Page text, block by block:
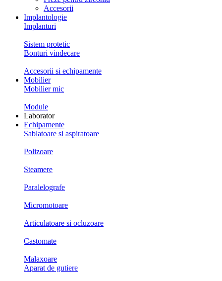
Accesorii
Implantologie
Implanturi
Sistem protetic
Bonturi vindecare
Accesorii si echipamente
Mobilier
Mobilier mic
Module
Laborator
Echipamente
Sablatoare si aspiratoare
Polizoare
Steamere
Paralelografe
Micromotoare
Articulatoare si ocluzoare
Castomate
Malaxoare
Aparat de gutiere